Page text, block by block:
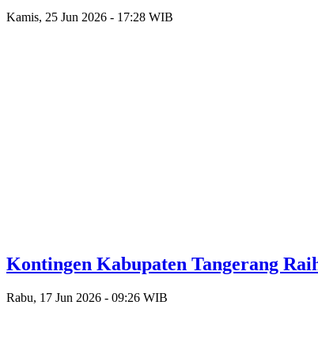
Kamis, 25 Jun 2026 - 17:28 WIB
Kontingen Kabupaten Tangerang
Rabu, 17 Jun 2026 - 09:26 WIB